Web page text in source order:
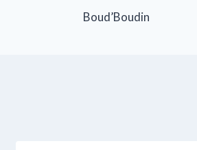
Boud’Boudin